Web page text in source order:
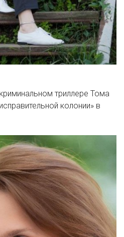
триллере Тома
колонии» в